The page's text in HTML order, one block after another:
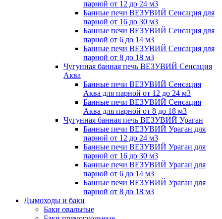
парной от 12 до 24 м3
Банные печи ВЕЗУВИЙ Сенсация для
парной от 16 до 30 м3
Банные печи ВЕЗУВИЙ Сенсация для
парной от 6 до 14 м3
Банные печи ВЕЗУВИЙ Сенсация для
парной от 8 до 18 м3
Чугунная банная печь ВЕЗУВИЙ Сенсация
Аква
Банные печи ВЕЗУВИЙ Сенсация
Аква для парной от 12 до 24 м3
Банные печи ВЕЗУВИЙ Сенсация
Аква для парной от 8 до 18 м3
Чугунная банная печь ВЕЗУВИЙ Ураган
Банные печи ВЕЗУВИЙ Ураган для
парной от 12 до 24 м3
Банные печи ВЕЗУВИЙ Ураган для
парной от 16 до 30 м3
Банные печи ВЕЗУВИЙ Ураган для
парной от 6 до 14 м3
Банные печи ВЕЗУВИЙ Ураган для
парной от 8 до 18 м3
Дымоходы и баки
Баки овальные